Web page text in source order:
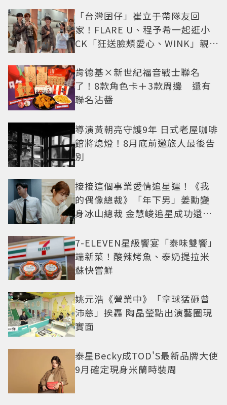
「台灣囝仔」崔立于帶隊友回
家！FLARE U、程予希一起逛小
CK「狂送臉頰愛心、WINK」親曝
肯德基×新世紀福音戰士聯名
了！8款角色卡＋3款周邊 還有
聯名沾醬
導演黃朝亮守護9年 日式老屋咖啡
館將熄燈！8月底前邀旅人最後告
別
接接這個事業愛情追星運！《我
的偶像總裁》「年下男」姜勳變
身冰山總裁 金慧峻追星成功還偶
7-ELEVEN星級饗宴「泰味雙饗」
端新菜！酸辣烤魚、泰奶提拉米
蘇快嘗鮮
姚元浩《營業中》「拿球猛砸曾
沛慈」挨轟 陶晶瑩點出演藝圈現
實面
泰星Becky成TOD'S最新品牌大使
9月確定現身米蘭時裝周